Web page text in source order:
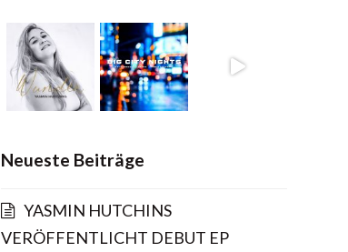
Neueste Beiträge
YASMIN HUTCHINS
VERÖFFENTLICHT DEBUT EP